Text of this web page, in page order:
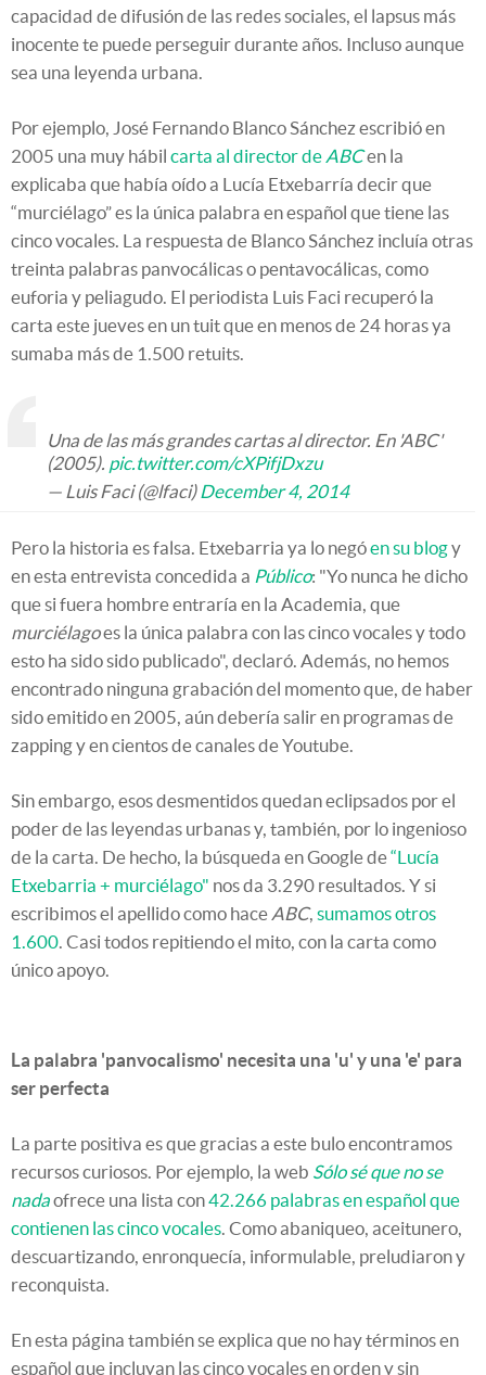
capacidad de difusión de las redes sociales, el lapsus más
inocente te puede perseguir durante años. Incluso aunque
sea una leyenda urbana.
Por ejemplo, José Fernando Blanco Sánchez escribió en
2005 una muy hábil carta al director de ABCen la
explicaba que había oído a Lucía Etxebarría decir que
“murciélago” es la única palabra en español que tiene las
cinco vocales. La respuesta de Blanco Sánchez incluía otras
treinta palabras panvocálicas o pentavocálicas, como
euforia y peliagudo. El periodista Luis Faci recuperó la
carta este jueves en un tuit que en menos de 24 horas ya
sumaba más de 1.500 retuits.
Una de las más grandes cartas al director. En 'ABC'
(2005). pic.twitter.com/cXPifjDxzu
— Luis Faci (@lfaci)December 4, 2014
Pero la historia es falsa. Etxebarria ya lo negóen su blogy
en esta entrevista concedida a Público: "Yo nunca he dicho
que si fuera hombre entraría en la Academia, que
murciélagoes la única palabra con las cinco vocales y todo
esto ha sido sido publicado", declaró. Además, no hemos
encontrado ninguna grabación del momento que, de haber
sido emitido en 2005, aún debería salir en programas de
zapping y en cientos de canales de Youtube.
Sin embargo, esos desmentidos quedan eclipsados por el
poder de las leyendas urbanas y, también, por lo ingenioso
de la carta. De hecho, la búsqueda en Google de“Lucía
Etxebarria + murciélago" nos da 3.290 resultados. Y si
escribimos el apellido como hace ABC, sumamos otros
1.600. Casi todos repitiendo el mito, con la carta como
único apoyo.
La palabra 'panvocalismo' necesita una 'u' y una 'e' para
ser perfecta
La parte positiva es que gracias a este bulo encontramos
recursos curiosos. Por ejemplo, la web Sólo sé que no se
nadaofrece una lista con42.266 palabras en español que
contienen las cinco vocales. Como abaniqueo, aceitunero,
descuartizando, enronquecía, informulable, preludiaron y
reconquista.
En esta página también se explica que no hay términos en
español que incluyan las cinco vocales en orden y sin